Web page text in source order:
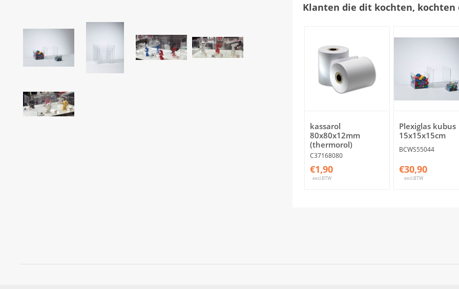
Klanten die dit kochten, kochten
kassarol
80x80x12mm
(thermorol)
C37168080
€1,90
excl.BTW
Plexiglas kubus
15x15x15cm
BCWS55044
€30,90
excl.BTW